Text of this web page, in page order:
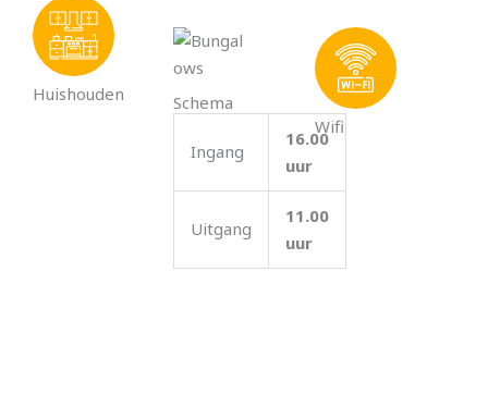
Huishouden Schema
Ingang
16.00
uur
Uitgang
11.00
uur
Wifi